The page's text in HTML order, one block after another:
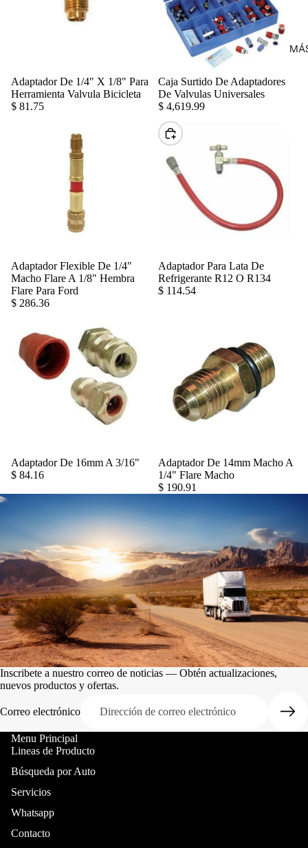
Agregar
Adaptador De 1/4" X 1/8" Para
Herramienta Valvula Bicicleta
$ 81.75
Caja Surtido De Adaptadores
De Valvulas Universales
$ 4,619.99
Agregar
Adaptador Flexible De 1/4"
Macho Flare A 1/8" Hembra
Flare Para Ford
$ 286.36
Elegir
Adaptador Para Lata De
Refrigerante R12 O R134
$ 114.54
Agregar
Adaptador De 16mm A 3/16"
$ 84.16
Adaptador De 14mm Macho A
1/4" Flare Macho
$ 190.91
Inscribete a nuestro correo de noticias — Obtén actualizaciones,
nuevos productos y ofertas.
Correo electrónico
Menu Principal
Lineas de Producto
Búsqueda por Auto
Servicios
Whatsapp
Contacto